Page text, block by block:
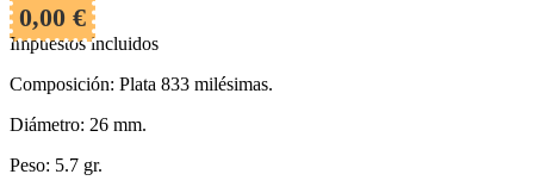
0,00 €
Impuestos incluidos
Composición: Plata 833 milésimas.
Diámetro: 26 mm.
Peso: 5.7 gr.